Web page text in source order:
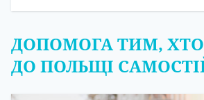
ДОПОМОГА ТИМ,
ДО ПОЛЬЩІ